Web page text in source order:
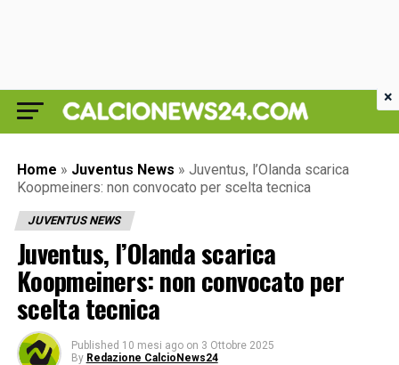
Home » Juventus News » Juventus, l’Olanda scarica
Koopmeiners: non convocato per scelta tecnica
JUVENTUS NEWS
Juventus, l’Olanda scarica
Koopmeiners: non convocato per
scelta tecnica
Published 10 mesi ago on 3 Ottobre 2025
By Redazione CalcioNews24
×